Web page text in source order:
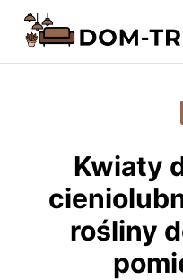
Kwiaty
rośliny